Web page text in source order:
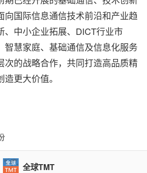
向国际信息通信技术前沿和产业趋
、中小企业拓展、DICT行业市
智慧家庭、基础通信及信息化服务
次的战略合作，共同打造高品质精
更大价值。
全球TMT